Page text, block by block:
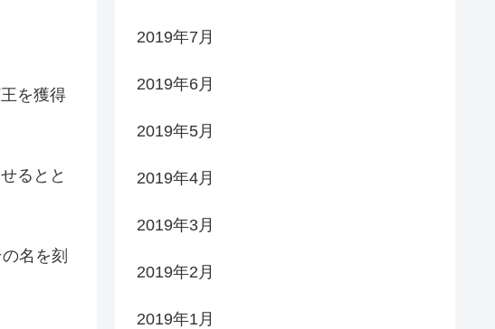
を獲得
るとと
名を刻
2019年7月
2019年6月
2019年5月
2019年4月
2019年3月
2019年2月
2019年1月